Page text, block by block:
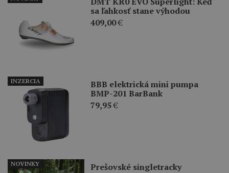
sa ľahkosť stane výhodou
409,00€
BBB elektrická mini pumpa
BMP-201 BarBank
79,95€
INZERCIA
Prešovské singletracky
NOVINKY